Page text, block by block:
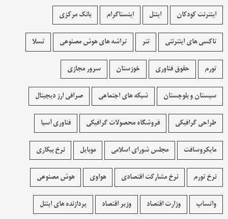
اینترنت کودکان اینتل اینستاگرام بانک مرکزی
تاکسی های اینترنتی تتر تراشه های هوش مصنوعی تسلا
تورم حقوق فناوری خوزستان سرور مجازی
سیستان و بلوچستان شبکه های اجتماعی صرافی ارز دیجیتال
طراحی گرافیکی فروشگاه محصولات گرافيکی فناوری آسیا
مایکروسافت مجلس شورای اسلامی موبایل نرخ بیکاری
نرخ تورم نرخ مشارکت اقتصادی هواوی هوش مصنوعی
واتساپ وزارت اقتصاد وزیر اقتصاد پردازنده های اینتل